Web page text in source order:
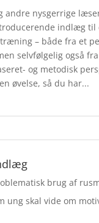
andre nysgerrige
indlæg til
– både fra et
selvfølgelig også
og metodisk
øvelse, så du har...
brug af
ung skal vide om